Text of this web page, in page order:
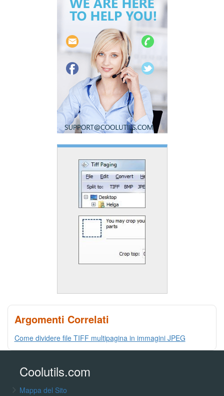
Argomenti Correlati
Come dividere file TIFF multipagina in immagini JPEG
Coolutils.com
Mappa del Sito